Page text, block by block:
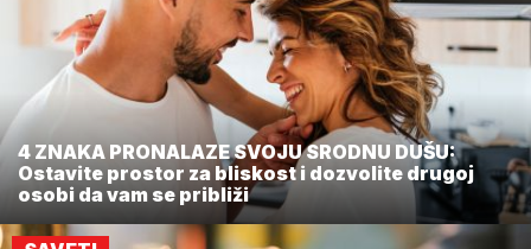
4 ZNAKA PRONALAZE SVOJU SRODNU DUŠU:
Ostavite prostor za bliskost i dozvolite drugoj
osobi da vam se približi